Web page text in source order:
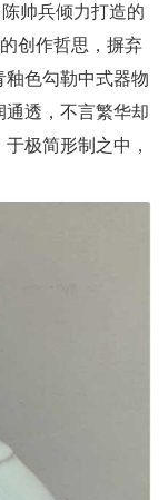
帅兵倾力打造的
创作哲思，摒弃
色勾勒中式器物
通透，不言繁华却
极简形制之中，